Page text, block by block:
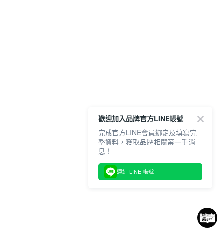
歡迎加入品牌官方LINE帳號
完成官方LINE會員綁定及填寫完
整資料，獲取品牌相關第一手消
息！
連結 LINE 帳號